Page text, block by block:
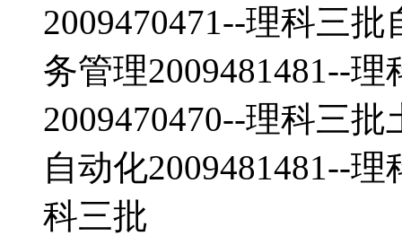
2009470471--理科三
务管理2009481481--
2009470470--理科三
自动化2009481481--
科三批